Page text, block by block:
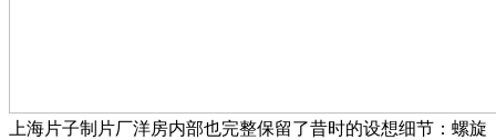
上海片子制片厂洋房内部也完整保留了昔时的设想细节：螺旋